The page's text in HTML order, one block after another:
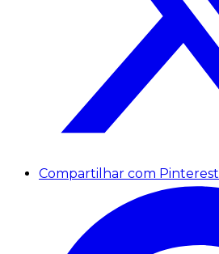
Compartilhar com Pinterest